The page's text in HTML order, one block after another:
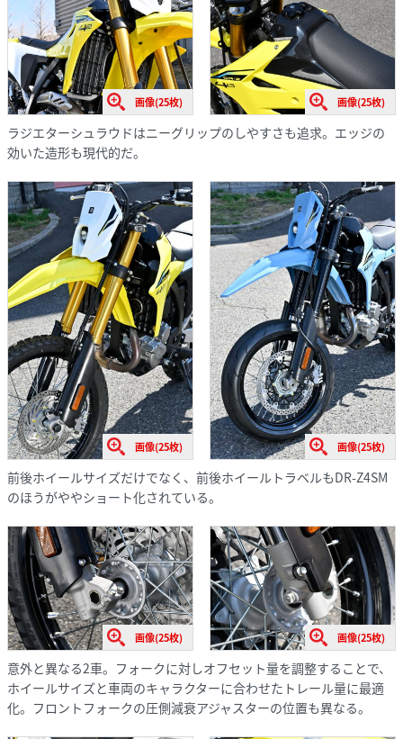
画像(25枚) 画像(25枚)
ラジエターシュラウドはニーグリップのしやすさも追求。エッジの
効いた造形も現代的だ。
画像(25枚) 画像(25枚)
前後ホイールサイズだけでなく、前後ホイールトラベルもDR-Z4SM
のほうがややショート化されている。
画像(25枚) 画像(25枚)
意外と異なる2車。フォークに対しオフセット量を調整することで、
ホイールサイズと車両のキャラクターに合わせたトレール量に最適
化。フロントフォークの圧側減衰アジャスターの位置も異なる。